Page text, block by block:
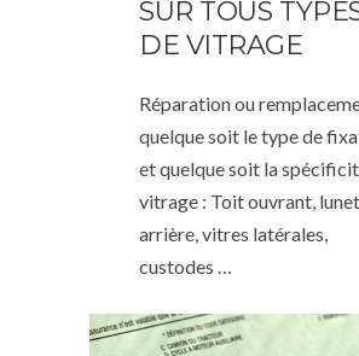
SUR TOUS
DE VITRAGE
Réparation ou
quelque soit le type de
et quelque soit la
vitrage : Toit ouvrant,
arrière, vitres latérales,
custodes …